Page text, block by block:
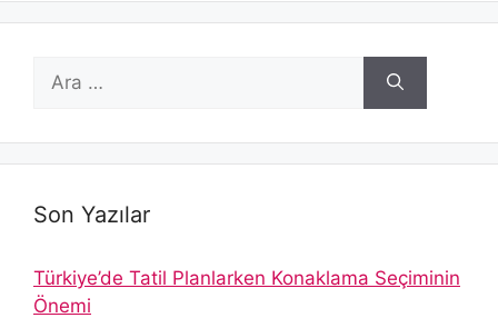
ara
Son Yazılar
Türkiye’de Tatil Planlarken Konaklama Seçiminin
Önemi